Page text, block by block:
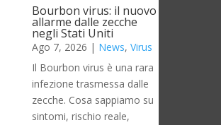
Bourbon virus: il nuovo
allarme dalle zecche
negli Stati Uniti
Ago 7, 2026 | News, Virus
Il Bourbon virus è una rara
infezione trasmessa dalle
zecche. Cosa sappiamo su
sintomi, rischio reale,